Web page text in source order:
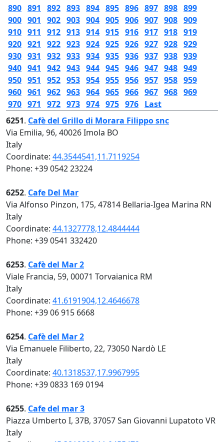
890 891 892 893 894 895 896 897 898 899
900 901 902 903 904 905 906 907 908 909
910 911 912 913 914 915 916 917 918 919
920 921 922 923 924 925 926 927 928 929
930 931 932 933 934 935 936 937 938 939
940 941 942 943 944 945 946 947 948 949
950 951 952 953 954 955 956 957 958 959
960 961 962 963 964 965 966 967 968 969
970 971 972 973 974 975 976 Last
6251. Cafè del Grillo di Morara Filippo snc
Via Emilia, 96, 40026 Imola BO
Italy
Coordinate: 44.3544541,11.7119254
Phone: +39 0542 23224
6252. Cafe Del Mar
Via Alfonso Pinzon, 175, 47814 Bellaria-Igea Marina RN
Italy
Coordinate: 44.1327778,12.4844444
Phone: +39 0541 332420
6253. Cafè del Mar 2
Viale Francia, 59, 00071 Torvaianica RM
Italy
Coordinate: 41.6191904,12.4646678
Phone: +39 06 915 6668
6254. Cafè del Mar 2
Via Emanuele Filiberto, 22, 73050 Nardò LE
Italy
Coordinate: 40.1318537,17.9967995
Phone: +39 0833 169 0194
6255. Cafe del mar 3
Piazza Umberto I, 37B, 37057 San Giovanni Lupatoto VR
Italy